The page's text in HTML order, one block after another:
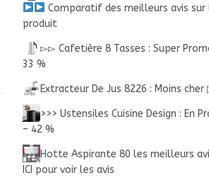
Comparatif des meilleurs avis sur
produit
▻▻ Cafetière 8 Tasses : Super
33 %
Extracteur De Jus 8226 : Moins cher
>>> Ustensiles Cuisine Design : En
– 42 %
Hotte Aspirante 80 les meilleurs
ICI pour voir les avis